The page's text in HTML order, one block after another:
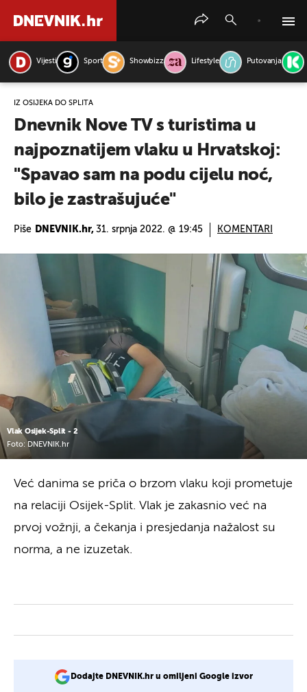
Vijesti Sport Showbizz Lifestyle Putovanja
IZ OSIJEKA DO SPLITA
Dnevnik Nove TV s turistima u
najpoznatijem vlaku u Hrvatskoj:
"Spavao sam na podu cijelu noć,
bilo je zastrašujuće"
Piše DNEVNIK.hr, 31. srpnja 2022. @ 19:45 KOMENTARI
Vlak Osijek-Split - 2
Foto: DNEVNIK.hr
Već danima se priča o brzom vlaku koji prometuje
na relaciji Osijek-Split. Vlak je zakasnio već na
prvoj vožnji, a čekanja i presjedanja nažalost su
norma, a ne izuzetak.
Dodajte DNEVNIK.hr u omiljeni Google izvor
PRETRAŽITE VIJESTI